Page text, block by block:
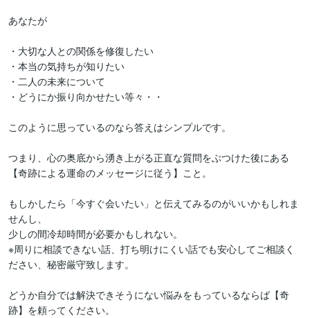
あなたが
・大切な人との関係を修復したい
・本当の気持ちが知りたい
・二人の未来について
・どうにか振り向かせたい等々・・
このように思っているのなら答えはシンプルです。
つまり、心の奥底から湧き上がる正直な質問をぶつけた後にある
【奇跡による運命のメッセージに従う】こと。
もしかしたら「今すぐ会いたい」と伝えてみるのがいいかもしれま
せんし、
少しの間冷却時間が必要かもしれない。
※周りに相談できない話、打ち明けにくい話でも安心してご相談く
ださい、秘密厳守致します。
どうか自分では解決できそうにない悩みをもっているならば【奇
跡】を頼ってください。